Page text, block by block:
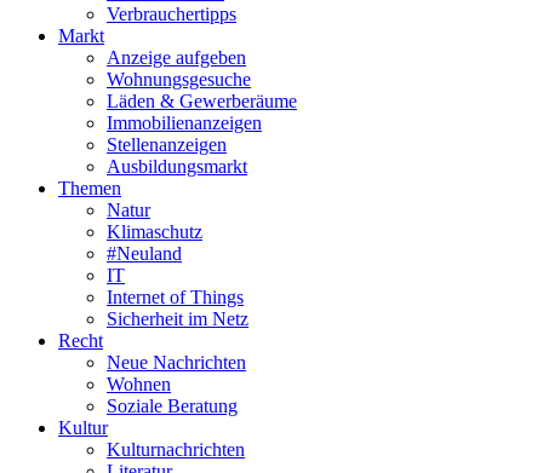
Verbrauchertipps
Markt
Anzeige aufgeben
Wohnungsgesuche
Läden & Gewerberäume
Immobilienanzeigen
Stellenanzeigen
Ausbildungsmarkt
Themen
Natur
Klimaschutz
#Neuland
IT
Internet of Things
Sicherheit im Netz
Recht
Neue Nachrichten
Wohnen
Soziale Beratung
Kultur
Kulturnachrichten